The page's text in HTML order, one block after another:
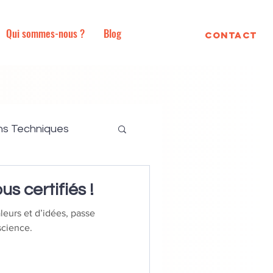
Qui sommes-nous ? Blog Contact
Techniques
totale
certifiés !
et d’idées, passe